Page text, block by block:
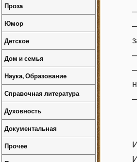
Проза
Юмор
Детское
Дом и семья
Наука, Образование
Справочная литература
Духовность
Документальная
Прочее